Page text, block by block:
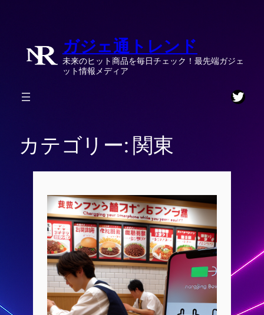
ガジェ通トレンド
未来のヒット商品を毎日チェック！最先端ガジェ
ット情報メディア
カテゴリー: 関東